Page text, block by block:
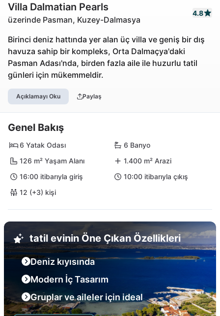
Villa Dalmatian Pearls
üzerinde Pasman, Kuzey-Dalmasya
4.8
Birinci deniz hattında yer alan üç villa ve geniş bir dış
havuza sahip bir kompleks, Orta Dalmaçya'daki
Pasman Adası'nda, birden fazla aile ile huzurlu tatil
günleri için mükemmeldir.
Açıklamayı Oku Paylaş
Genel Bakış
6 Yatak Odası
6 Banyo
126 m² Yaşam Alanı
1.400 m² Arazi
16:00 itibarıyla giriş
10:00 itibarıyla çıkış
12 (+3) kişi
tatil evinin Öne Çıkan Özellikleri
Deniz kıyısında
Modern İç Tasarım
Gruplar ve aileler için ideal